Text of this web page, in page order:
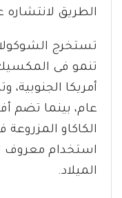
الطريق لانتشاره
تستخرج
تنمو فى
الكاكاو المزروعة
الميلاد.